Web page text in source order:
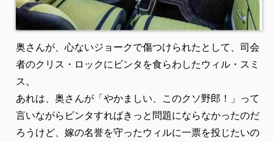
奥さんが、心ないジョークで傷つけられたとして、司会
者のクリス・ロックにビンタを食らわしたウィル・スミ
ス。
あれは、奥さんが「やかましい、このクソ野郎！」って
言いながらビンタすればきっと問題にならなかったのだ
ろうけど、嫁の名誉を守ったウィルに一票を投じたいの